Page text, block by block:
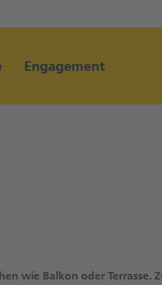
(Enter drücken)
Engagement
wie Balkon oder Terrasse.